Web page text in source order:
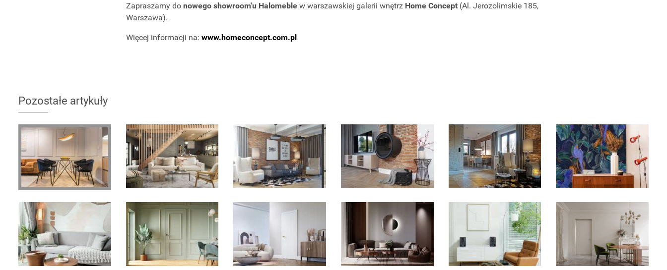
Zapraszamy do nowego showroom'u Halomeblew warszawskiej galerii wnętrz Home Concept(Al. Jerozolimskie 185,
Warszawa).
Więcej informacji na: www.homeconcept.com.pl
Pozostałe artykuły